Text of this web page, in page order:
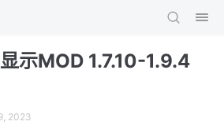
示MOD 1.7.10-1.9.4
2023